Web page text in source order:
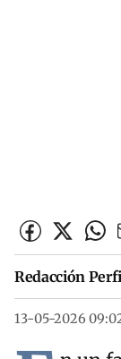
Redacción
13-05-2026